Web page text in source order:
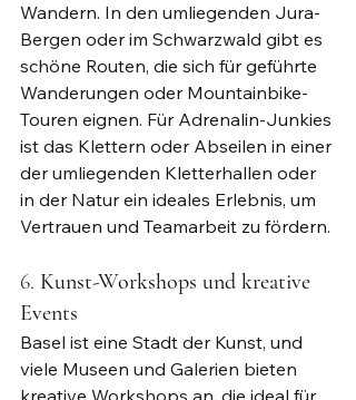
Wandern. In den umliegenden Jura-
Bergen oder im Schwarzwald gibt es
schöne Routen, die sich für geführte
Wanderungen oder Mountainbike-
Touren eignen. Für Adrenalin-Junkies
ist das Klettern oder Abseilen in einer
der umliegenden Kletterhallen oder
in der Natur ein ideales Erlebnis, um
Vertrauen und Teamarbeit zu fördern.
6. Kunst-Workshops und kreative
Events
Basel ist eine Stadt der Kunst, und
viele Museen und Galerien bieten